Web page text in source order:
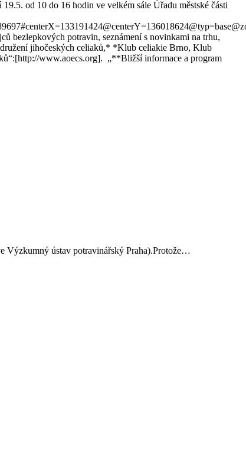
od 10 do 16 hodin ve velkém sále Úřadu městské části
bezlepkových potravin, seznámení s novinkami na trhu,
jihočeských celiaků,* *Klub celiakie Brno, Klub
www.aoecs.org]. „**Bližší informace a program
Výzkumný ústav potravinářský Praha).Protože…